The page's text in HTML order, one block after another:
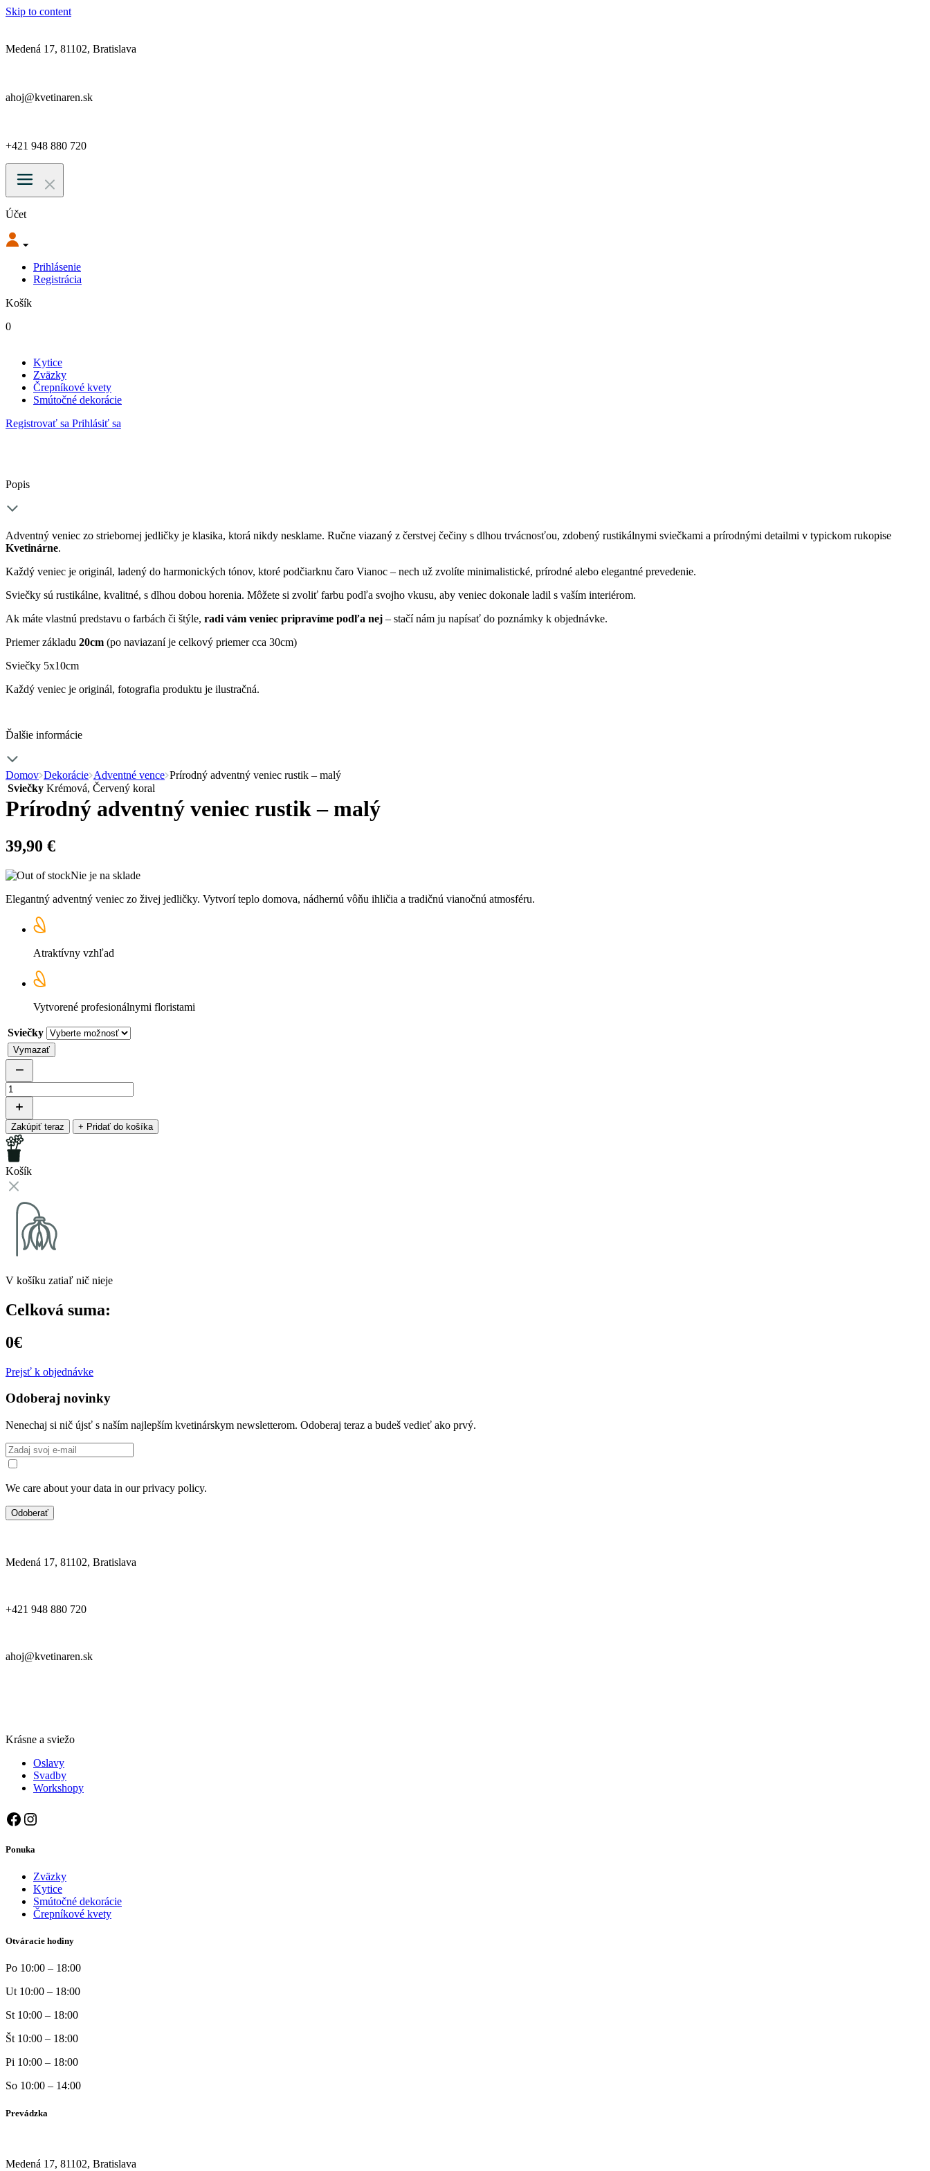
Skip to content
Medená 17, 81102, Bratislava
ahoj@kvetinaren.sk
+421 948 880 720
Účet
Prihlásenie
Registrácia
Košík
0
Kytice
Zväzky
Črepníkové kvety
Smútočné dekorácie
Registrovať sa Prihlásiť sa
Popis
Adventný veniec zo striebornej jedličky je klasika, ktorá nikdy nesklame. Ručne viazaný z čerstvej čečiny s dlhou trvácnosťou, zdobený rustikálnymi sviečkami a prírodnými detailmi v typickom rukopise
Kvetinárne.
Každý veniec je originál, ladený do harmonických tónov, ktoré podčiarknu čaro Vianoc – nech už zvolíte minimalistické, prírodné alebo elegantné prevedenie.
Sviečky sú rustikálne, kvalitné, s dlhou dobou horenia. Môžete si zvoliť farbu podľa svojho vkusu, aby veniec dokonale ladil s vaším interiérom.
Ak máte vlastnú predstavu o farbách či štýle, radi vám veniec pripravíme podľa nej – stačí nám ju napísať do poznámky k objednávke.
Priemer základu 20cm (po naviazaní je celkový priemer cca 30cm)
Sviečky 5x10cm
Každý veniec je originál, fotografia produktu je ilustračná.
Ďalšie informácie
Sviečky Krémová, Červený koral
Domov Dekorácie Adventné vence Prírodný adventný veniec rustik – malý
Prírodný adventný veniec rustik – malý
39,90 €
Nie je na sklade
Elegantný adventný veniec zo živej jedličky. Vytvorí teplo domova, nádhernú vôňu ihličia a tradičnú vianočnú atmosféru.
Atraktívny vzhľad
Vytvorené profesionálnymi floristami
Sviečky
Vymazať
množstvo
Prírodný
adventný
veniec
rustik
-
malý
Zakúpiť teraz + Pridať do košíka
Košík
V košíku zatiaľ nič nieje
Celková suma:
0€
Prejsť k objednávke
Odoberaj novinky
Nenechaj si nič újsť s naším najlepším kvetinárskym newsletterom. Odoberaj teraz a budeš vedieť ako prvý.
We care about your data in our privacy policy.
Odoberať
Medená 17, 81102, Bratislava
+421 948 880 720
ahoj@kvetinaren.sk
Krásne a sviežo
Oslavy
Svadby
Workshopy
Facebook
Instagram
Ponuka
Zväzky
Kytice
Smútočné dekorácie
Črepníkové kvety
Otváracie hodiny
Po 10:00 – 18:00
Ut 10:00 – 18:00
St 10:00 – 18:00
Št 10:00 – 18:00
Pi 10:00 – 18:00
So 10:00 – 14:00
Prevádzka
Medená 17, 81102, Bratislava